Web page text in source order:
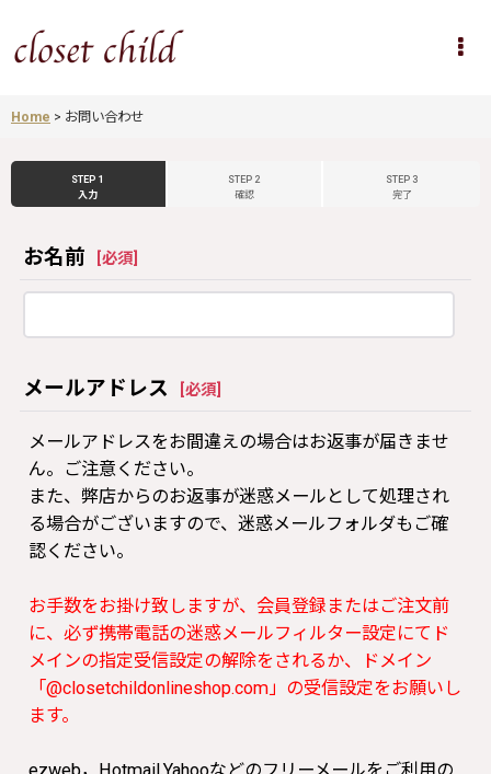
Home > お問い合わせ
STEP 1
入力
STEP 2
確認
STEP 3
完了
お名前 必須
メールアドレス 必須
メールアドレスをお間違えの場合はお返事が届きませ
ん。ご注意ください。
また、弊店からのお返事が迷惑メールとして処理され
る場合がございますので、迷惑メールフォルダもご確
認ください。
お手数をお掛け致しますが、会員登録またはご注文前
に、必ず携帯電話の迷惑メールフィルター設定にてド
メインの指定受信設定の解除をされるか、ドメイン
「@closetchildonlineshop.com」の受信設定をお願いし
ます。
ezweb，Hotmail,Yahooなどのフリーメールをご利用の